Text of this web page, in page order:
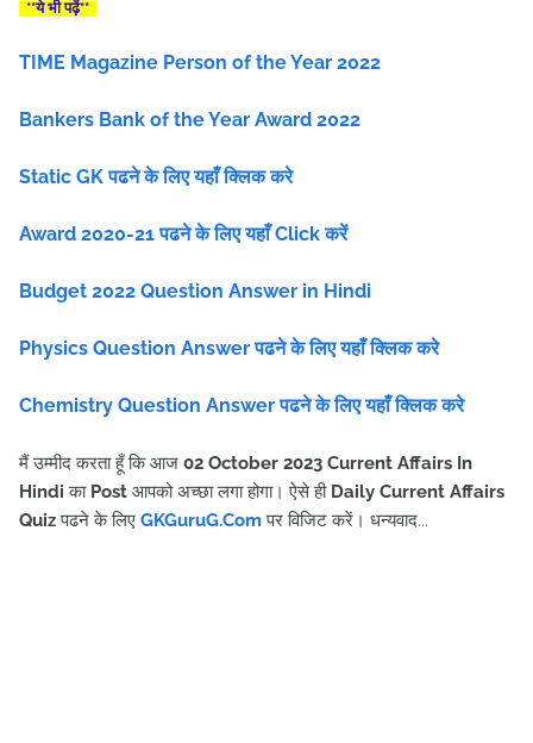
**ये भी पढ़ें**
TIME Magazine Person of the Year 2022
Bankers Bank of the Year Award 2022
Static GK पढने के लिए यहाँ क्लिक करे
Award 2020-21 पढने के लिए यहाँ Click करें
Budget 2022 Question Answer in Hindi
Physics Question Answer पढने के लिए यहाँ क्लिक करे
Chemistry Question Answer पढने के लिए यहाँ क्लिक करे
मैं उम्मीद करता हूँ कि आज 02 October 2023 Current Affairs In
Hindi का Post आपको अच्छा लगा होगा। ऐसे ही Daily Current Affairs
Quiz पढने के लिए GKGuruG.Com पर विजिट करें । धन्यवाद...